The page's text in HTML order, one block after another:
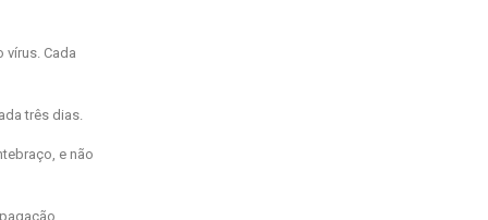
vírus. Cada
três dias.
e não